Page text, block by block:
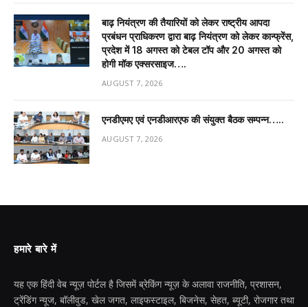
बाढ़ नियंत्रण की तैयारियों को लेकर राष्ट्रीय आपदा
प्रबंधन प्राधिकरण द्वारा बाढ़ नियंत्रण को लेकर कान्फ्रेंस,
प्रदेश में 18 अगस्त को टेबल टॉप और 20 अगस्त को
होगी मॉक एक्सरसाइज….
AUGUST 7, 2026
एनडीएमए एवं एनडीआरएफ की संयुक्त बैठक सम्पन्न…..
AUGUST 7, 2026
हमारे बारे में
यह एक हिंदी वेब न्यूज़ पोर्टल है जिसमें ब्रेकिंग न्यूज़ के अलावा राजनीति, प्रशासन,
ट्रेंडिंग न्यूज, बॉलीवुड, खेल जगत, लाइफस्टाइल, बिजनेस, सेहत, ब्यूटी, रोजगार तथा